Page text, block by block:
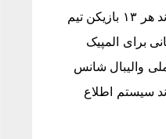
یکسانی برای المپیک دارند هر ۱۳ بازیکن تیم
برای المپیک
تیم ملی والیبال شانس
سیستم اطلاع